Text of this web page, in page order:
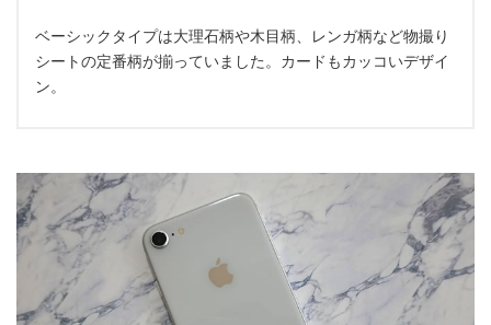
ベーシックタイプは大理石柄や木目柄、レンガ柄など物撮り
シートの定番柄が揃っていました。カードもカッコいデザイ
ン。